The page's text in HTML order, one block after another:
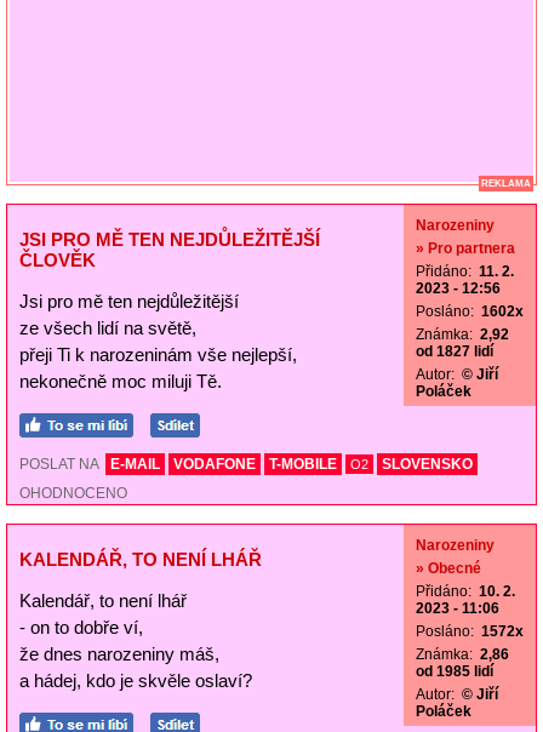
REKLAMA
JSI PRO MĚ TEN NEJDŮLEŽITĚJŠÍ
ČLOVĚK
Jsi pro mě ten nejdůležitější
ze všech lidí na světě,
přeji Ti k narozeninám vše nejlepší,
nekonečně moc miluji Tě.
Narozeniny
» Pro partnera
Přidáno: 11. 2.
2023 - 12:56
Posláno: 1602x
Známka: 2,92
od 1827 lidí
Autor: © Jiří
Poláček
POSLAT NA E-MAIL VODAFONE T-MOBILE O2
SLOVENSKO
OHODNOCENO
KALENDÁŘ, TO NENÍ LHÁŘ
Kalendář, to není lhář
- on to dobře ví,
že dnes narozeniny máš,
a hádej, kdo je skvěle oslaví?
Narozeniny
» Obecné
Přidáno: 10. 2.
2023 - 11:06
Posláno: 1572x
Známka: 2,86
od 1985 lidí
Autor: © Jiří
Poláček